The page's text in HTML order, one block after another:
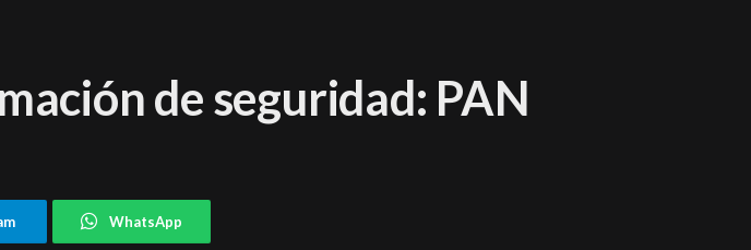
de seguridad: PAN
WhatsApp